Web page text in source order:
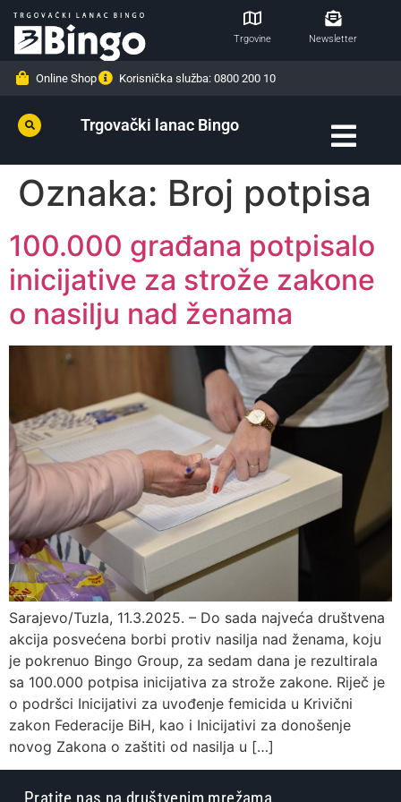
Trgovine Newsletter
Online Shop Korisnička služba: 0800 200 10
Trgovački lanac Bingo
Oznaka: Broj potpisa
100.000 građana potpisalo
inicijative za strože zakone
o nasilju nad ženama
Sarajevo/Tuzla, 11.3.2025. – Do sada najveća društvena
akcija posvećena borbi protiv nasilja nad ženama, koju
je pokrenuo Bingo Group, za sedam dana je rezultirala
sa 100.000 potpisa inicijativa za strože zakone. Riječ je
o podršci Inicijativi za uvođenje femicida u Krivični
zakon Federacije BiH, kao i Inicijativi za donošenje
novog Zakona o zaštiti od nasilja u […]